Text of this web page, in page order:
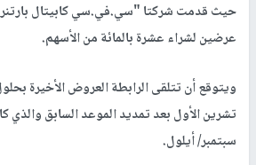
حيث قدمت شركتا "سي.في.سي كابيتال
عرضين لشراء عشرة بالمائة من الأسهم.
ويتوقع أن تتلقى الرابطة العروض الأخيرة
سبتمبر/ أيلول.